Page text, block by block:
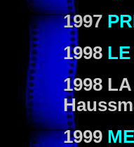
1997
1998
1998
1999